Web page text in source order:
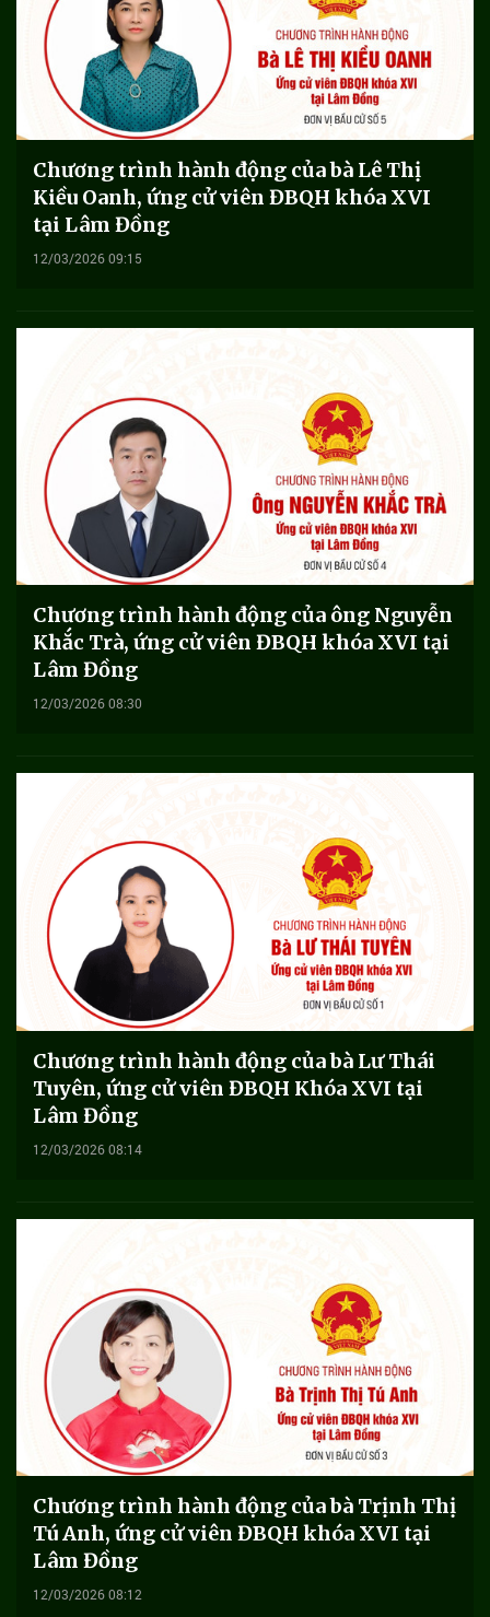
Chương trình hành động của bà Lê Thị
Kiều Oanh, ứng cử viên ĐBQH khóa XVI
tại Lâm Đồng
12/03/2026 09:15
Chương trình hành động của ông Nguyễn
Khắc Trà, ứng cử viên ĐBQH khóa XVI tại
Lâm Đồng
12/03/2026 08:30
Chương trình hành động của bà Lư Thái
Tuyên, ứng cử viên ĐBQH Khóa XVI tại
Lâm Đồng
12/03/2026 08:14
Chương trình hành động của bà Trịnh Thị
Tú Anh, ứng cử viên ĐBQH khóa XVI tại
Lâm Đồng
12/03/2026 08:12